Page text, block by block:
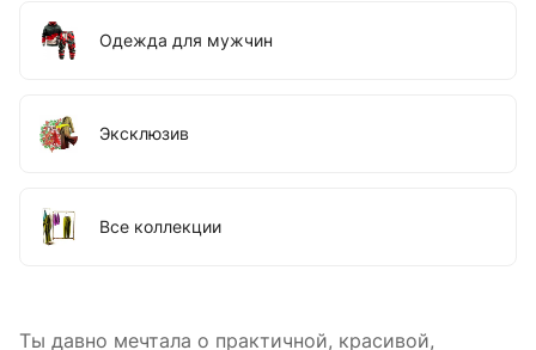
Одежда для мужчин
Эксклюзив
Все коллекции
Ты давно мечтала о практичной, красивой,